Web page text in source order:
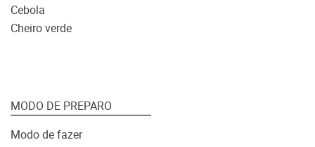
Cebola
Cheiro verde
MODO DE PREPARO
Modo de fazer